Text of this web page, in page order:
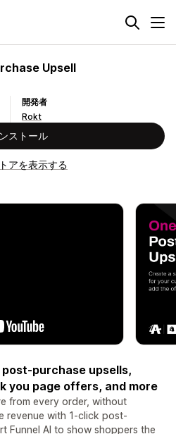
Upsell
開発者
Rokt
ストール
アを表示する
purchase upsells,
you page offers, and more
from every order, without
revenue with 1-click post-
Funnel AI to show shoppers the